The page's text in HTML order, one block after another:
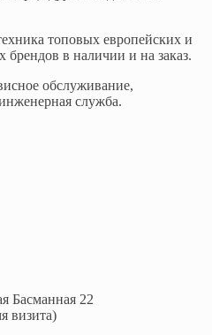
топовых европейских и
брендов в наличии и на заказ.
обслуживание,
служба.
Басманная 22
визита)